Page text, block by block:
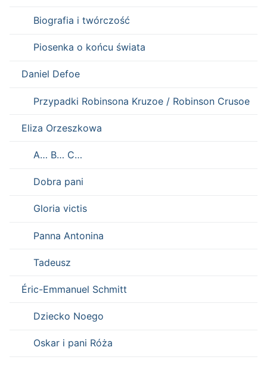
Biografia i twórczość
Piosenka o końcu świata
Daniel Defoe
Przypadki Robinsona Kruzoe / Robinson Crusoe
Eliza Orzeszkowa
A… B… C…
Dobra pani
Gloria victis
Panna Antonina
Tadeusz
Éric-Emmanuel Schmitt
Dziecko Noego
Oskar i pani Róża